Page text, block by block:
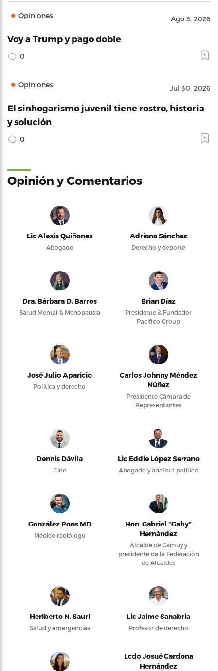
Opiniones Ago 3, 2026
Voy a Trump y pago doble
0
Opiniones Jul 30, 2026
El sinhogarismo juvenil tiene rostro, historia
y solución
0
Opinión y Comentarios
Lic Alexis Quiñones
Abogado
Adriana Sánchez
Derecho y deporte
Dra. Bárbara D. Barros
Salud Mental & Menopausia
Brian Díaz
Presidente & Fundador
Pacifico Group
José Julio Aparicio
Política y derecho
Carlos Johnny Méndez
Núñez
Presidente Cámara de
Representantes
Dennis Dávila
Cine
Lic Eddie López Serrano
Abogado y analista político
González Pons MD
Médico radiólogo
Hon. Gabriel “Gaby”
Hernández
Alcalde de Camuy y
presidente de la Federación
de Alcaldes
Heriberto N. Saurí
Salud y emergencias
Lic Jaime Sanabria
Profesor de derecho
Lcdo Josué Cardona
Hernández